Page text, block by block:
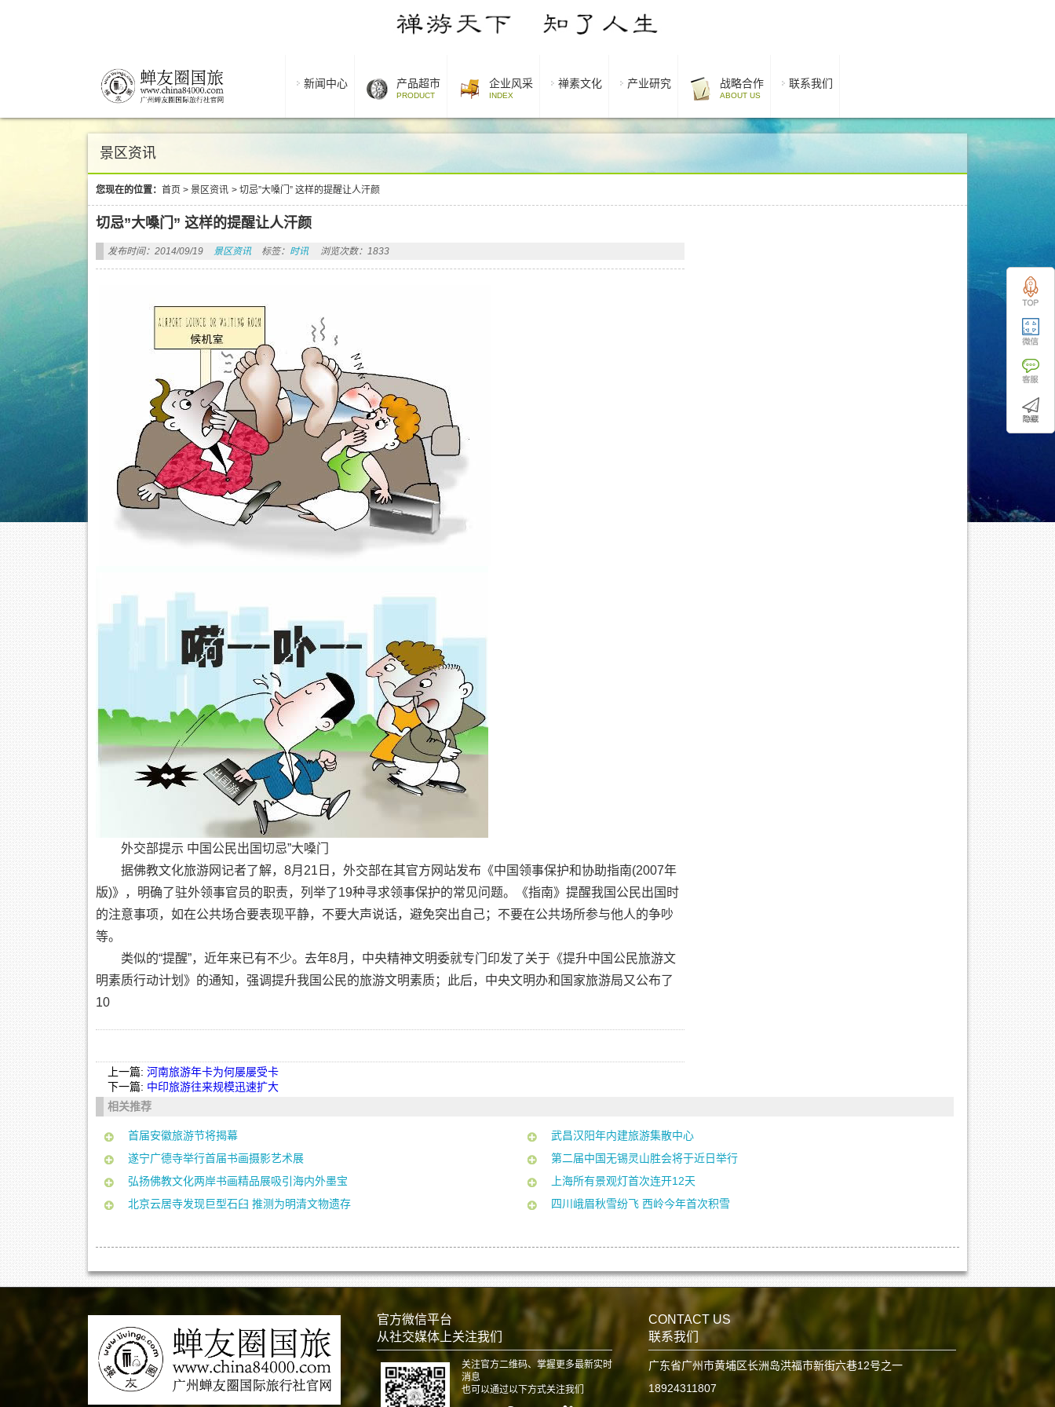
新闻中心 产品超市
PRODUCT
企业风采
INDEX
禅素文化 产业研究 战略合作
ABOUT US
联系我们
景区资讯
您现在的位置： 首页 > 景区资讯 > 切忌”大嗓门” 这样的提醒让人汗颜
切忌”大嗓门” 这样的提醒让人汗颜
发布时间：2014/09/19 景区资讯 标签： 时讯 浏览次数：1833
外交部提示 中国公民出国切忌”大嗓门
据佛教文化旅游网记者了解，8月21日，外交部在其官方网站发布《中国领事保护和协助指南(2007年
版)》，明确了驻外领事官员的职责，列举了19种寻求领事保护的常见问题。《指南》提醒我国公民出国时
的注意事项，如在公共场合要表现平静，不要大声说话，避免突出自己；不要在公共场所参与他人的争吵
等。
类似的“提醒”，近年来已有不少。去年8月，中央精神文明委就专门印发了关于《提升中国公民旅游文
明素质行动计划》的通知，强调提升我国公民的旅游文明素质；此后，中央文明办和国家旅游局又公布了
10
上一篇: 河南旅游年卡为何屡屡受卡
下一篇: 中印旅游往来规模迅速扩大
相关推荐
首届安徽旅游节将揭幕
武昌汉阳年内建旅游集散中心
遂宁广德寺举行首届书画摄影艺术展
第二届中国无锡灵山胜会将于近日举行
弘扬佛教文化两岸书画精品展吸引海内外墨宝
上海所有景观灯首次连开12天
北京云居寺发现巨型石臼 推测为明清文物遗存
四川峨眉秋雪纷飞 西岭今年首次积雪
官方微信平台
从社交媒体上关注我们
关注官方二维码、掌握更多最新实时
消息
也可以通过以下方式关注我们
CONTACT US
联系我们
广东省广州市黄埔区长洲岛洪福市新街六巷12号之一
18924311807